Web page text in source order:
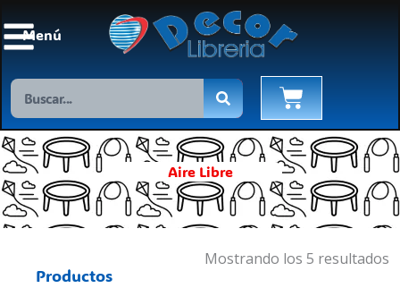
al
Menú
Search Cart
Aire Libre
Productos
Mostrando los 5 resultados